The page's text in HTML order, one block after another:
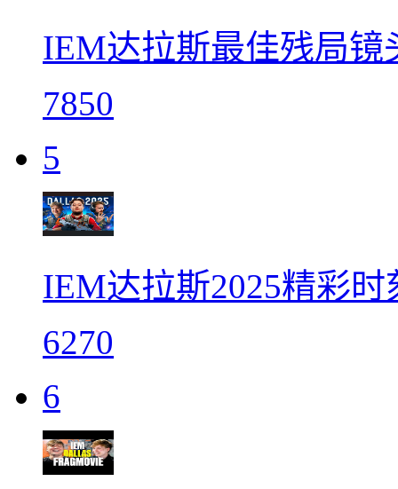
IEM达拉斯最佳残局镜
7850
5
IEM达拉斯2025精彩时
6270
6